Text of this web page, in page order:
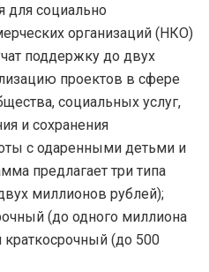
для социально
организаций (НКО)
поддержку до двух
проектов в сфере
социальных услуг,
и сохранения
с одаренными детьми и
предлагает три типа
миллионов рублей);
(до одного миллиона
краткосрочный (до 500